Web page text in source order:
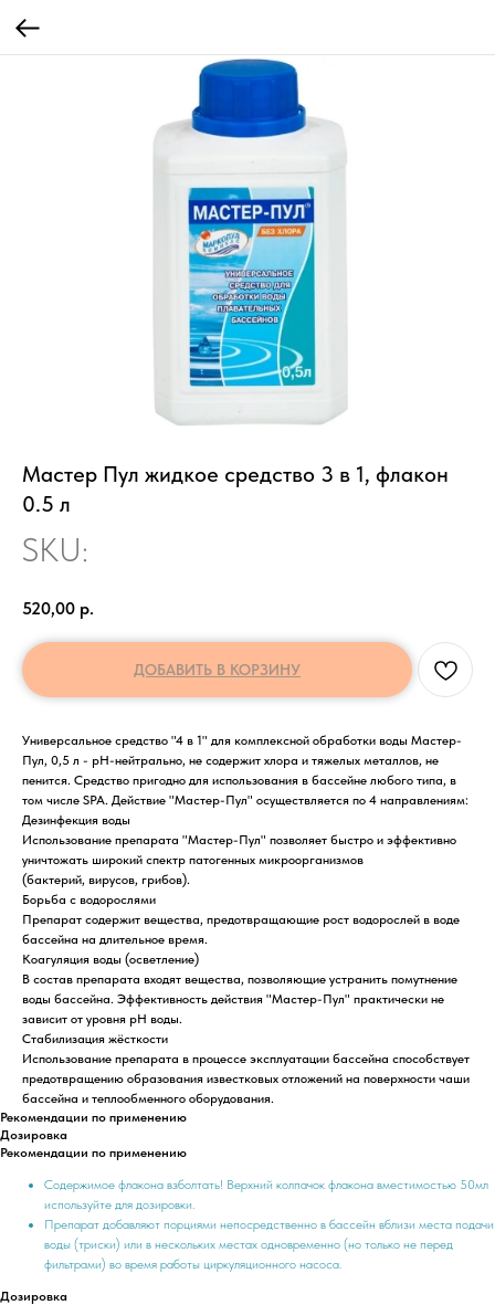
Мастер Пул жидкое средство 3 в 1, флакон
0.5 л
SKU:
520,00 р.
ДОБАВИТЬ В КОРЗИНУ
Универсальное средство "4 в 1" для комплексной обработки воды Мастер-
Пул, 0,5 л - рН-нейтрально, не содержит хлора и тяжелых металлов, не
пенится. Средство пригодно для использования в бассейне любого типа, в
том числе SPA. Действие "Мастер-Пул" осуществляется по 4 направлениям:
Дезинфекция воды
Использование препарата "Мастер-Пул" позволяет быстро и эффективно
уничтожать широкий спектр патогенных микроорганизмов
(бактерий, вирусов, грибов).
Борьба с водорослями
Препарат содержит вещества, предотвращающие рост водорослей в воде
бассейна на длительное время.
Коагуляция воды (осветление)
В состав препарата входят вещества, позволяющие устранить помутнение
воды бассейна. Эффективность действия "Мастер-Пул" практически не
зависит от уровня рН воды.
Стабилизация жёсткости
Использование препарата в процессе эксплуатации бассейна способствует
предотвращению образования известковых отложений на поверхности чаши
бассейна и теплообменного оборудования.
Рекомендации по применению
Дозировка
Рекомендации по применению
Содержимое флакона взболтать! Верхний колпачок флакона вместимостью 50мл
используйте для дозировки.
Препарат добавляют порциями непосредственно в бассейн вблизи места подачи
воды (триски) или в нескольких местах одновременно (но только не перед
фильтрами) во время работы циркуляционного насоса.
Дозировка